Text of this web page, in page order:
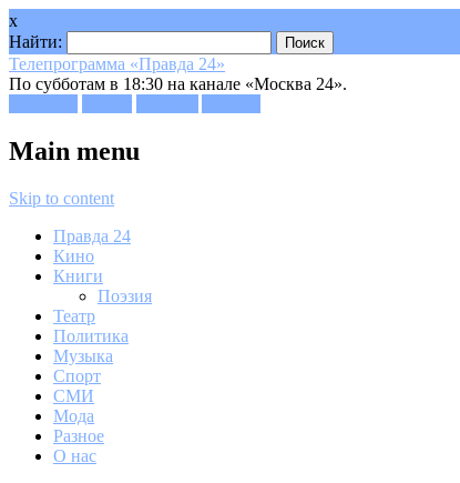
x
Найти:
Телепрограмма «Правда 24»
По субботам в 18:30 на канале «Москва 24».
Main menu
Skip to content
Правда 24
Кино
Книги
Поэзия
Театр
Политика
Музыка
Спорт
СМИ
Мода
Разное
О нас